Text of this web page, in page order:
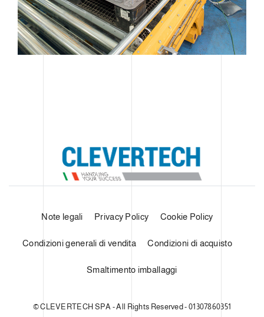
Note legali Privacy Policy Cookie Policy
Condizioni generali di vendita Condizioni di acquisto
Smaltimento imballaggi
© CLEVERTECH SPA - All Rights Reserved - 01307860351